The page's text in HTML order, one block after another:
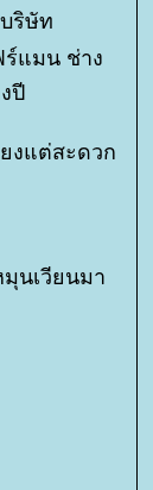
ริษัท
ร์แมน ช่าง
ปี
งแต่สะดวก
มุนเวียนมา